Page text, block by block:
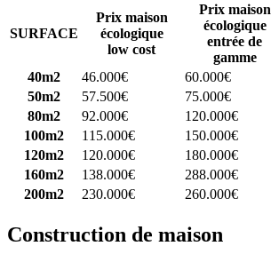
SURFACE
Prix maison
écologique
low cost
Prix maison
écologique
entrée de
gamme
40m2
46.000€ 60.000€
50m2
57.500€ 75.000€
80m2
92.000€ 120.000€
100m2
115.000€ 150.000€
120m2
120.000€ 180.000€
160m2
138.000€ 288.000€
200m2
230.000€ 260.000€
Construction de maison